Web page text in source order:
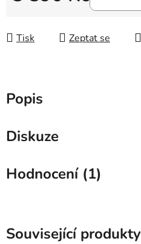
Tisk Zeptat se
Popis
Diskuze
Hodnocení (1)
Související produkty